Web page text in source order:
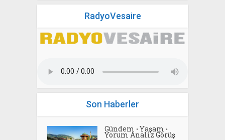
RadyoVesaire
Son Haberler
Gündem • Yaşam •
Yorum Analiz Görüş